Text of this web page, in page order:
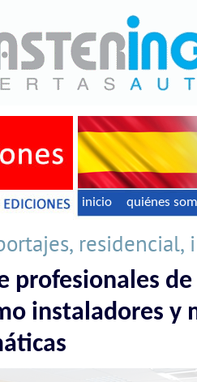
inicio quiénes
profesionales de
instaladores y